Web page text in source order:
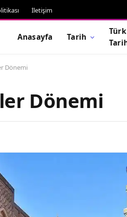
İletişim
Anasayfa Tarih
Türk
Dönemi
Dönemi